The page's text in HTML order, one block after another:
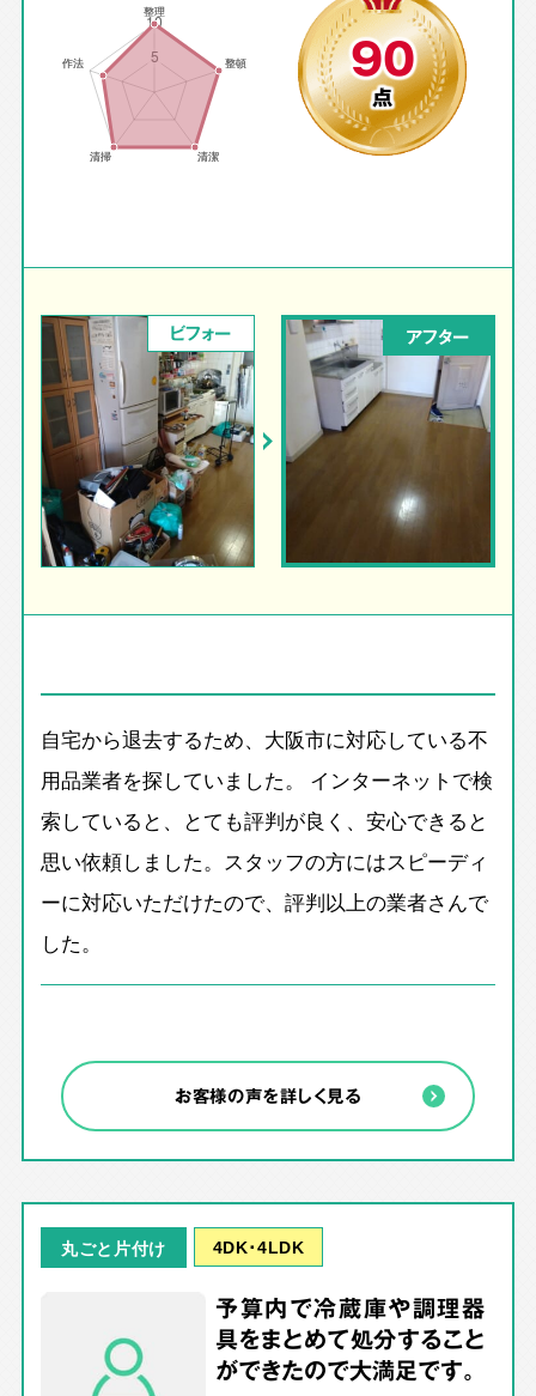
90
点
ビフォー アフター
自宅から退去するため、大阪市に対応している不
用品業者を探していました。 インターネットで検
索していると、とても評判が良く、安心できると
思い依頼しました。スタッフの方にはスピーディ
ーに対応いただけたので、評判以上の業者さんで
した。
お客様の声を詳しく見る
丸ごと片付け 4DK･4LDK
予算内で冷蔵庫や調理器
具をまとめて処分すること
ができたので大満足です。